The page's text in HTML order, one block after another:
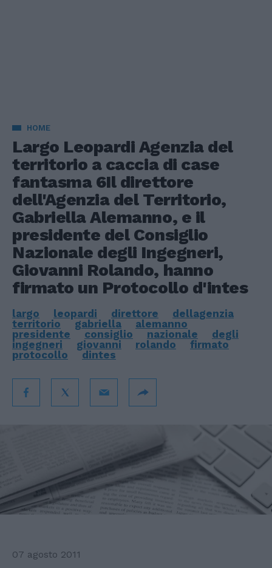
HOME
Largo Leopardi Agenzia del
territorio a caccia di case
fantasma 6Il direttore
dell'Agenzia del Territorio,
Gabriella Alemanno, e il
presidente del Consiglio
Nazionale degli Ingegneri,
Giovanni Rolando, hanno
firmato un Protocollo d'intes
largo leopardi direttore
dellagenzia
territorio
gabriella
alemanno
presidente
consiglio nazionale
degli
ingegneri
giovanni rolando
firmato
protocollo
dintes
07 agosto 2011